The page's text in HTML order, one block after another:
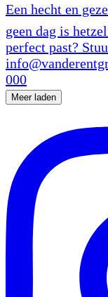
Meer laden